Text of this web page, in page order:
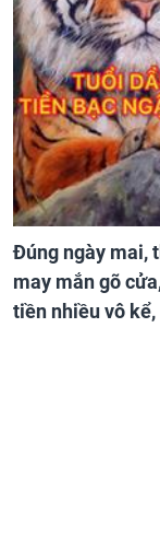
Đúng ngày mai,
may mắn gõ
tiền nhiều vô